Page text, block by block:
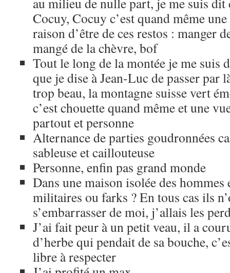
Cocuy, Cocuy c’est quand même
raison d’être de ces restos : manger
mangé de la chèvre, bof
Tout le long de la montée je me suis
que je dise à Jean-Luc de passer par
trop beau, la montagne suisse vert
c’est chouette quand même et une
partout et personne
Alternance de parties goudronnées
sableuse et caillouteuse
Personne, enfin pas grand monde
Dans une maison isolée des
militaires ou farks ? En tous cas ils
s’embarrasser de moi, j’allais les
J’ai fait peur à un petit veau, il a
d’herbe qui pendait de sa bouche,
libre à respecter